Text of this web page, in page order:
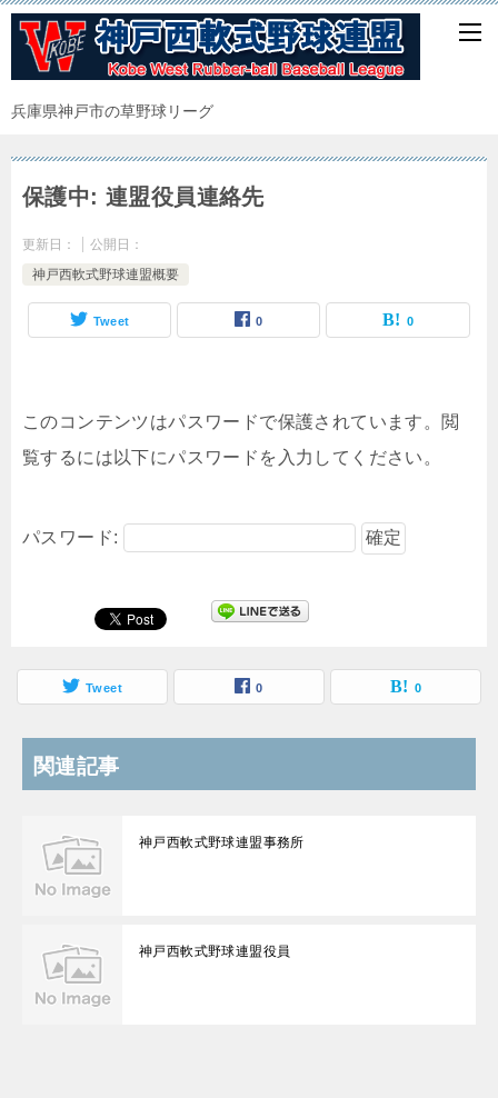
兵庫県神戸市の草野球リーグ
保護中: 連盟役員連絡先
更新日：
公開日：
神戸西軟式野球連盟概要
Tweet 0 0
このコンテンツはパスワードで保護されています。閲
覧するには以下にパスワードを入力してください。
パスワード:
Tweet 0 0
関連記事
神戸西軟式野球連盟事務所
神戸西軟式野球連盟役員